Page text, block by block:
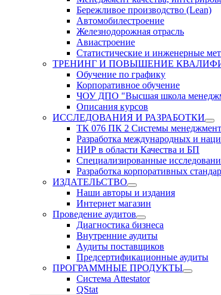
Бережливое производство (Lean)
Автомобилестроение
Железнодорожная отрасль
Авиастроение
Статистические и инженерные
ТРЕНИНГ И ПОВЫШЕНИЕ
Обучение по графику
Корпоративное обучение
ЧОУ ДПО "Высшая школа
Описания курсов
ИССЛЕДОВАНИЯ И РАЗРАБОТКИ
ТК 076 ПК 2 Системы
Разработка международных и
НИР в области Качества и БП
Специализированные
Разработка корпоративных
ИЗДАТЕЛЬСТВО
Наши авторы и издания
Интернет магазин
Проведение аудитов
Диагностика бизнеса
Внутренние аудиты
Аудиты поставщиков
Предсертификационные аудиты
ПРОГРАММНЫЕ ПРОДУКТЫ
Система Attestator
QStat